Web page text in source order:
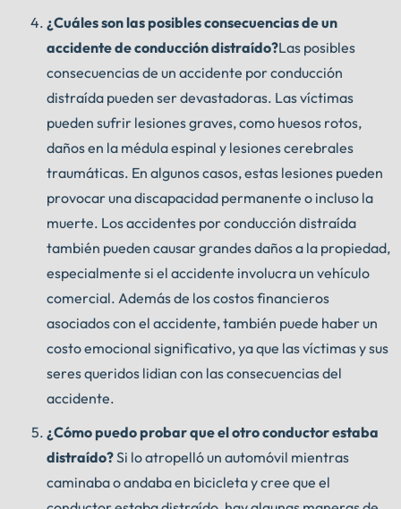
¿Cuáles son las posibles consecuencias de un
accidente de conducción distraído?Las posibles
consecuencias de un accidente por conducción
distraída pueden ser devastadoras. Las víctimas
pueden sufrir lesiones graves, como huesos rotos,
daños en la médula espinal y lesiones cerebrales
traumáticas. En algunos casos, estas lesiones pueden
provocar una discapacidad permanente o incluso la
muerte. Los accidentes por conducción distraída
también pueden causar grandes daños a la propiedad,
especialmente si el accidente involucra un vehículo
comercial. Además de los costos financieros
asociados con el accidente, también puede haber un
costo emocional significativo, ya que las víctimas y sus
seres queridos lidian con las consecuencias del
accidente.
¿Cómo puedo probar que el otro conductor estaba
distraído?Si lo atropelló un automóvil mientras
caminaba o andaba en bicicleta y cree que el